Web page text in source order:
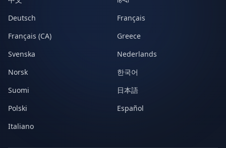
Deutsch
Français
Français (CA)
Greece
Svenska
Nederlands
Norsk
한국어
Suomi
日本語
Polski
Español
Italiano